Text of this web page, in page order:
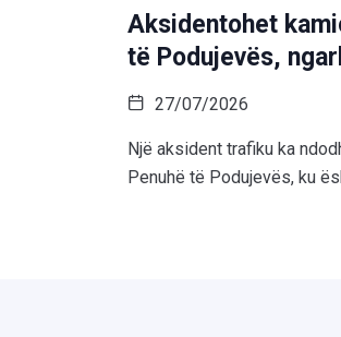
Aksidentohet
të Podujevës,
27/07/2026
Një aksident trafiku ka
Penuhë të Podujevës, ku